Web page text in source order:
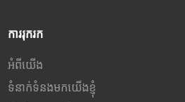
ការរុករក
អំពីយើង
ទំនាក់ទំនងមកយើងខ្ញុំ